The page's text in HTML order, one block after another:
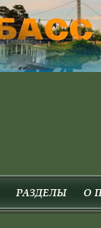
РАЗДЕЛЫ О